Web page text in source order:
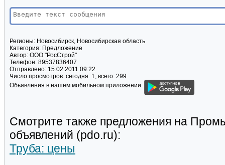
Регионы: Новосибирск, Новосибирская область
Категория: Предложение
Автор: ООО "РосСтрой"
Телефон: 89537836407
Отправлено: 15.02.2011 09:22
Число просмотров: сегодня: 1, всего: 299
Обьявления в нашем мобильном приложении:
Смотрите также предложения на
объявлений (pdo.ru):
Труба: цены